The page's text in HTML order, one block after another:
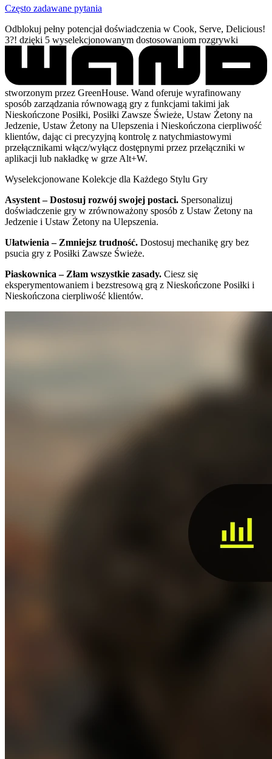
Często zadawane pytania
Odblokuj pełny potencjał doświadczenia w Cook, Serve, Delicious!
3?! dzięki 5 wyselekcjonowanym dostosowaniom rozgrywki
stworzonym przez GreenHouse. Wand oferuje wyrafinowany
sposób zarządzania równowagą gry z funkcjami takimi jak
Nieskończone Posiłki, Posiłki Zawsze Świeże, Ustaw Żetony na
Jedzenie, Ustaw Żetony na Ulepszenia i Nieskończona cierpliwość
klientów, dając ci precyzyjną kontrolę z natychmiastowymi
przełącznikami włącz/wyłącz dostępnymi przez przełączniki w
aplikacji lub nakładkę w grze Alt+W.
Wyselekcjonowane Kolekcje dla Każdego Stylu Gry
Asystent – Dostosuj rozwój swojej postaci. Spersonalizuj
doświadczenie gry w zrównoważony sposób z Ustaw Żetony na
Jedzenie i Ustaw Żetony na Ulepszenia.
Ułatwienia – Zmniejsz trudność. Dostosuj mechanikę gry bez
psucia gry z Posiłki Zawsze Świeże.
Piaskownica – Złam wszystkie zasady. Ciesz się
eksperymentowaniem i bezstresową grą z Nieskończone Posiłki i
Nieskończona cierpliwość klientów.